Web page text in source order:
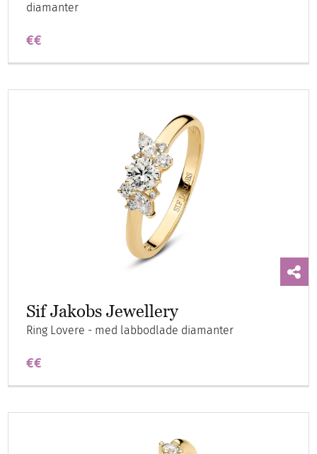
diamanter
€€
Sif Jakobs Jewellery
Ring Lovere - med labbodlade diamanter
€€